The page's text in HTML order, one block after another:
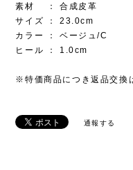
素材 ： 合成皮革
サイズ ： 23.0cm
カラー ： ベージュ/C
ヒール ： 1.0cm
※特価商品につき返品交換
通報する